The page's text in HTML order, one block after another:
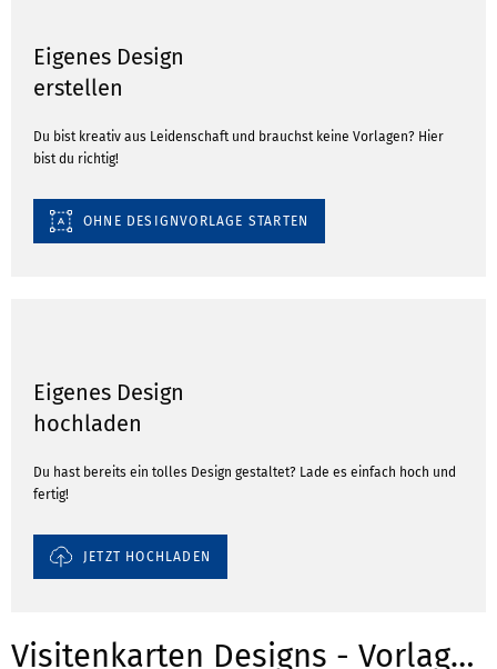
Eigenes Design
erstellen
Du bist kreativ aus Leidenschaft und brauchst keine Vorlagen? Hier
bist du richtig!
OHNE DESIGNVORLAGE STARTEN
Eigenes Design
hochladen
Du hast bereits ein tolles Design gestaltet? Lade es einfach hoch und
fertig!
JETZT HOCHLADEN
Visitenkarten Designs - Vorlagen für Branchen